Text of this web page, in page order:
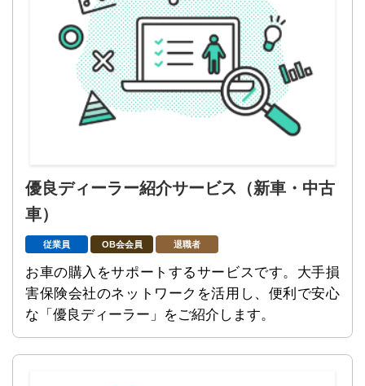
優良ディーラー紹介サービス （新車・中古
車）
従業員 OB会会員 退職者
お車の購入をサポートするサービスです。大手損
害保険会社のネットワークを活用し、便利で安心
な「優良ディーラー」をご紹介します。